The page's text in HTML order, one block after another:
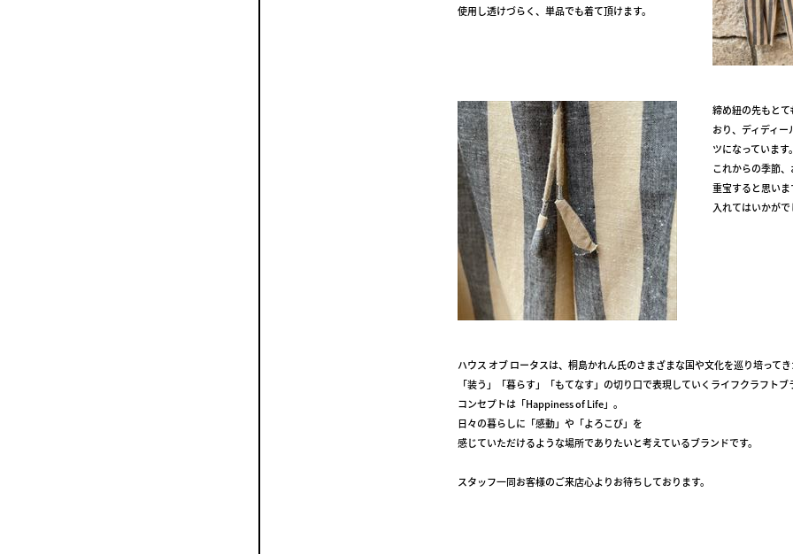
使用し透けづらく、単品でも着て頂けます。
締め紐の先もと
おり、ディディ
ツになっています
これからの季節
重宝すると思い
入れてはいかが
ハウス オブ ロータスは、桐島かれん氏のさまざまな国や文化を巡り培って
「装う」「暮らす」「もてなす」の切り口で表現していくライフクラフトブ
コンセプトは「Happiness of Life」。
日々の暮らしに「感動」や「よろこび」を
感じていただけるような場所でありたいと考えているブランドです。
スタッフ一同お客様のご来店心よりお待ちしております。